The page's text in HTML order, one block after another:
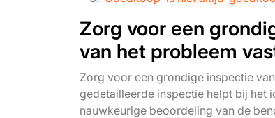
Zorg voor een
van het probleem
Zorg voor een grondige inspectie
gedetailleerde inspectie helpt bij het
nauwkeurige beoordeling van de